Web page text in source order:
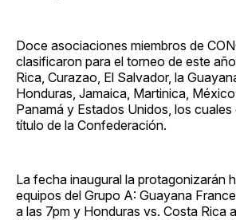
Doce asociaciones miembros de
clasificaron para el torneo de este
Rica, Curazao, El Salvador, la
Honduras, Jamaica, Martinica,
Panamá y Estados Unidos, los
título de la Confederación.
La fecha inaugural la protagonizarán
equipos del Grupo A: Guayana
a las 7pm y Honduras vs. Costa Rica